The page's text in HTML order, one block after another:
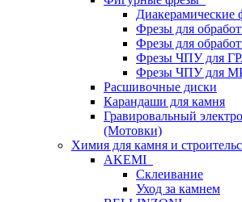
Диакерамические
Фрезы для
Фрезы для
Фрезы ЧПУ для
Фрезы ЧПУ для
Расшивочные диски
Карандаши для камня
Гравировальный
(Мотовки)
Химия для камня и
AKEMI
Склеивание
Уход за камнем